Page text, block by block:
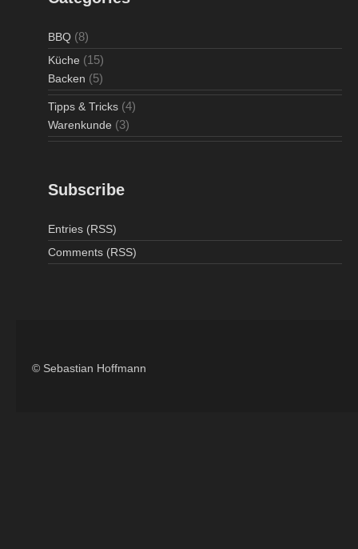
BBQ (8)
Küche (15)
Backen (5)
Tipps & Tricks (4)
Warenkunde (3)
Subscribe
Entries (RSS)
Comments (RSS)
© Sebastian Hoffmann